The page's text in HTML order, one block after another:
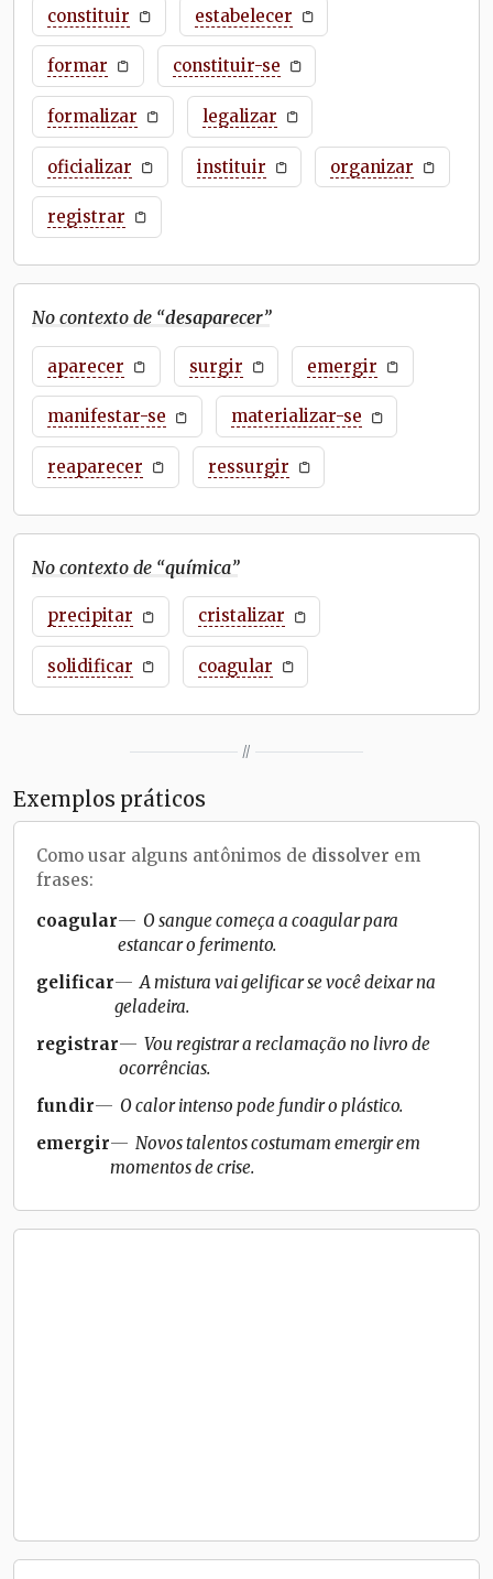
constituir estabelecer
formar constituir-se
formalizar legalizar
oficializar instituir organizar
registrar
No contexto de “desaparecer”
aparecer surgir emergir
manifestar-se materializar-se
reaparecer ressurgir
No contexto de “química”
precipitar cristalizar
solidificar coagular
//
Exemplos práticos
Como usar alguns antônimos de dissolver em
frases:
coagular
O sangue começa a coagular para
estancar o ferimento.
gelificar
A mistura vai gelificar se você deixar na
geladeira.
registrar
Vou registrar a reclamação no livro de
ocorrências.
fundir
O calor intenso pode fundir o plástico.
emergir
Novos talentos costumam emergir em
momentos de crise.